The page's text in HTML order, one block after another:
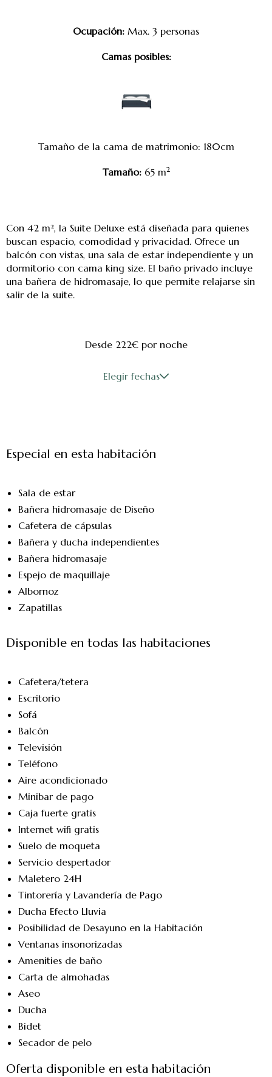
Ocupación: Max. 3 personas
Camas posibles:
Tamaño de la cama de matrimonio: 180cm
Tamaño:65 m2
Con 42 m², la Suite Deluxe está diseñada para quienes
buscan espacio, comodidad y privacidad. Ofrece un
balcón con vistas, una sala de estar independiente y un
dormitorio con cama king size. El baño privado incluye
una bañera de hidromasaje, lo que permite relajarse sin
salir de la suite.
Desde 222€por noche
Elegir fechas
Especial en esta habitación
Sala de estar
Bañera hidromasaje de Diseño
Cafetera de cápsulas
Bañera y ducha independientes
Bañera hidromasaje
Espejo de maquillaje
Albornoz
Zapatillas
Disponible en todas las habitaciones
Cafetera/tetera
Escritorio
Sofá
Balcón
Televisión
Teléfono
Aire acondicionado
Minibar de pago
Caja fuerte gratis
Internet wifi gratis
Suelo de moqueta
Servicio despertador
Maletero 24H
Tintorería y Lavandería de Pago
Ducha Efecto Lluvia
Posibilidad de Desayuno en la Habitación
Ventanas insonorizadas
Amenities de baño
Carta de almohadas
Aseo
Ducha
Bidet
Secador de pelo
Oferta disponible en esta habitación